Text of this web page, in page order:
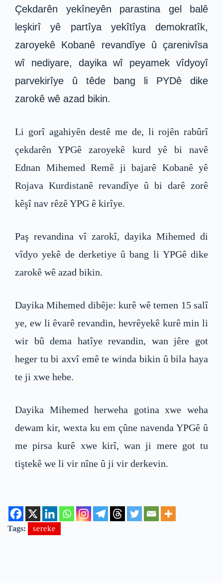
Çekdarên yekîneyên parastina gel balê
leşkirî yê partîya yekîtîya demokratîk,
zaroyekê Kobanê revandîye û çarenivîsa
wî nediyare, dayika wî peyamek vîdyoyî
parvekirîye û têde bang li PYDê dike
zarokê wê azad bikin.
Li gorî agahiyên destê me de, li rojên rabûrî
çekdarên YPGê zaroyekê kurd yê bi navê
Ednan Mihemed Remê ji bajarê Kobanê yê
Rojava Kurdistanê revandîye û bi darê zorê
kêşî nav rêzê YPG ê kirîye.
Paş revandina vî zarokî, dayika Mihemed di
vîdyo yekê de derketiye û bang li YPGê dike
zarokê wê azad bikin.
Dayika Mihemed dibêje: kurê wê temen 15 salî
ye, ew li êvarê revandin, hevrêyekê kurê min li
wir bû dema hatîye revandin, wan jêre got
heger tu bi axvî emê te winda bikin û bila haya
te ji xwe hebe.
Dayika Mihemed herweha gotina xwe weha
dewam kir, wexta ku em çûne navenda YPGê û
me pirsa kurê xwe kirî, wan ji mere got tu
tiştekê we li vir nîne û ji vir derkevin.
Tags: sereke